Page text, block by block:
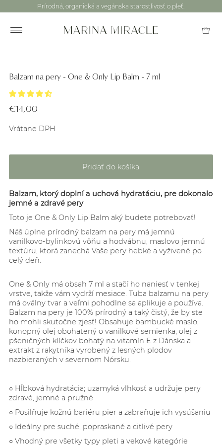
Prírodná, organická a vegánska starostlivosť o pleť.
Balzam na pery - One & Only Lip Balm - 7 ml
€14,00
Vrátane DPH
Balzam, ktorý doplní a uchová hydratáciu, pre dokonalo
jemné a zdravé pery
Toto je One & Only Lip Balm aký budete potrebovať!
Náš úplne prírodný balzam na pery má jemnú
vanilkovo-bylinkovú vôňu a hodvábnu, maslovo jemnú
textúru, ktorá zanechá Vaše pery hebké a vyživené po
celý deň.
One & Only má obsah 7 ml a stačí ho naniesť v tenkej
vrstve, takže vám vydrží mesiace. Tuba balzamu na pery
má oválny tvar a veľmi pohodlne sa aplikuje a používa.
Balzam na pery je 100% prírodný a taký čistý, že by ste
ho mohli skutočne zjesť! Obsahuje bambucké maslo,
konopný olej obohatený o vanilkové semienka, olej z
pšeničných klíčkov bohatý na vitamín E z Dánska a
extrakt z rakytníka vyrobený z lesných plodov
nazbieraných v severnom Nórsku.
○Hĺbková hydratácia; uzamyká vlhkosť a udržuje pery
zdravé, jemné a pružné
○Posilňuje kožnú bariéru pier a zabraňuje ich vysúšaniu
○Ideálny pre suché, popraskané a citlivé pery
○Vhodný pre všetky typy pleti a vekové kategórie